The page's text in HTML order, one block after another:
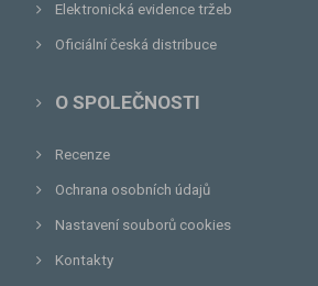
Elektronická evidence tržeb
Oficiální česká distribuce
O SPOLEČNOSTI
Recenze
Ochrana osobních údajů
Nastavení souborů cookies
Kontakty